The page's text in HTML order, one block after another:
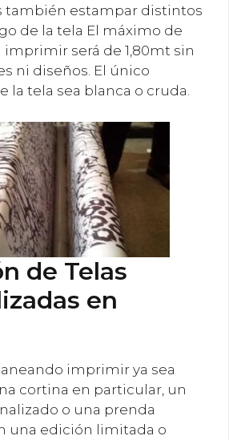
también estampar distintos
de la tela El máximo de
imprimir será de 1,80mt sin
ni diseños. El único
la tela sea blanca o cruda.
de Telas
en
imprimir ya sea
cortina en particular, un
o una prenda
una edición limitada o